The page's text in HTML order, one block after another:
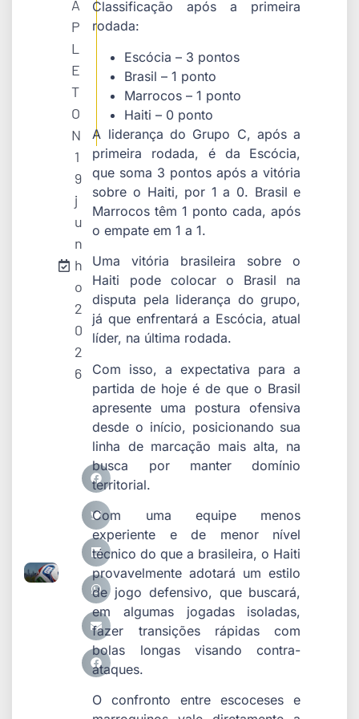
A
P
L
E
T
O
N
1
9
j
u
n
h
o
2
0
2
6
Classificação após a primeira
rodada:
Escócia – 3 pontos
Brasil – 1 ponto
Marrocos – 1 ponto
Haiti – 0 ponto
A liderança do Grupo C, após a
primeira rodada, é da Escócia,
que soma 3 pontos após a vitória
sobre o Haiti, por 1 a 0. Brasil e
Marrocos têm 1 ponto cada, após
o empate em 1 a 1.
Uma vitória brasileira sobre o
Haiti pode colocar o Brasil na
disputa pela liderança do grupo,
já que enfrentará a Escócia, atual
líder, na última rodada.
Com isso, a expectativa para a
partida de hoje é de que o Brasil
apresente uma postura ofensiva
desde o início, posicionando sua
linha de marcação mais alta, na
busca por manter domínio
territorial.
Com uma equipe menos
experiente e de menor nível
técnico do que a brasileira, o Haiti
provavelmente adotará um estilo
de jogo defensivo, que buscará,
em algumas jogadas isoladas,
fazer transições rápidas com
bolas longas visando contra-
ataques.
O confronto entre escoceses e